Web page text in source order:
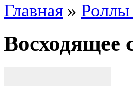
Главная »
Восходящее